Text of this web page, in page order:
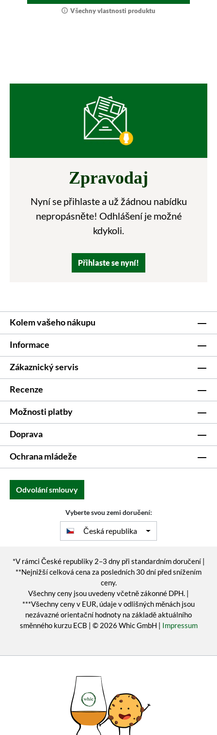
Všechny vlastnosti produktu
Zpravodaj
Nyní se přihlaste a už žádnou nabídku
nepropásněte! Odhlášení je možné
kdykoli.
Přihlaste se nyní!
Kolem vašeho nákupu
Informace
Zákaznický servis
Recenze
Možnosti platby
Doprava
Ochrana mládeže
Odvolání smlouvy
Vyberte svou zemi doručení:
Česká republika
*V rámci České republiky 2–3 dny při standardním doručení |
**Nejnižší celková cena za posledních 30 dní před snížením
ceny.
Všechny ceny jsou uvedeny včetně zákonné DPH. |
***Všechny ceny v EUR, údaje v odlišných měnách jsou
nezávazné orientační hodnoty na základě aktuálního
směnného kurzu ECB | © 2026 Whic GmbH | Impressum